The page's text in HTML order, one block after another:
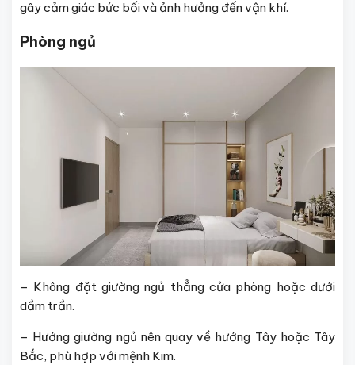
gây cảm giác bức bối và ảnh hưởng đến vận khí.
Phòng ngủ
– Không đặt giường ngủ thẳng cửa phòng hoặc dưới
dầm trần.
– Hướng giường ngủ nên quay về hướng Tây hoặc Tây
Bắc, phù hợp với mệnh Kim.